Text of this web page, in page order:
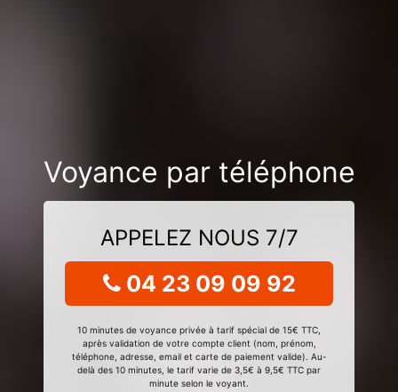
Voyance par téléphone
APPELEZ NOUS 7/7
04 23 09 09 92
10 minutes de voyance privée à tarif spécial de 15€ TTC,
après validation de votre compte client (nom, prénom,
téléphone, adresse, email et carte de paiement valide). Au-
delà des 10 minutes, le tarif varie de 3,5€ à 9,5€ TTC par
minute selon le voyant.